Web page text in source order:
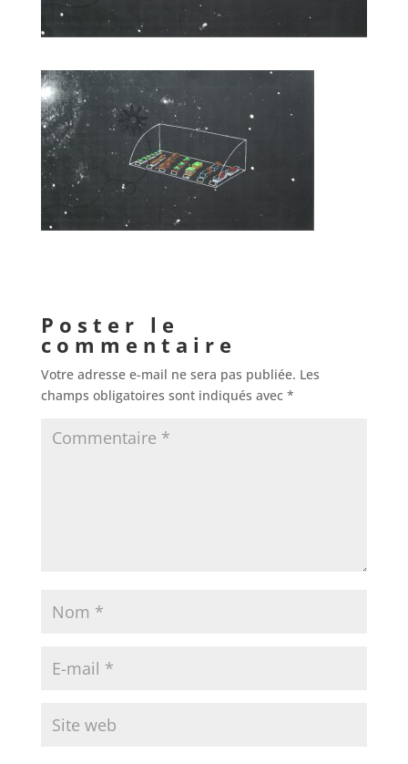
Poster le
commentaire
Votre adresse e-mail ne sera pas publiée. Les
champs obligatoires sont indiqués avec *